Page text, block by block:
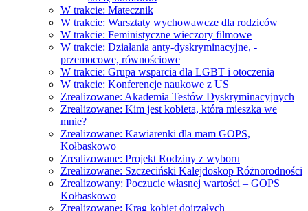
W trakcie: Matecznik
W trakcie: Warsztaty wychowawcze dla rodziców
W trakcie: Feministyczne wieczory filmowe
W trakcie: Działania anty-dyskryminacyjne, -
przemocowe, równościowe
W trakcie: Grupa wsparcia dla LGBT i otoczenia
W trakcie: Konferencje naukowe z US
Zrealizowane: Akademia Testów Dyskryminacyjnych
Zrealizowane: Kim jest kobieta, która mieszka we
mnie?
Zrealizowane: Kawiarenki dla mam GOPS,
Kołbaskowo
Zrealizowane: Projekt Rodziny z wyboru
Zrealizowane: Szczeciński Kalejdoskop Różnorodności
Zrealizowany: Poczucie własnej wartości – GOPS
Kołbaskowo
Zrealizowane: Krąg kobiet dojrzałych